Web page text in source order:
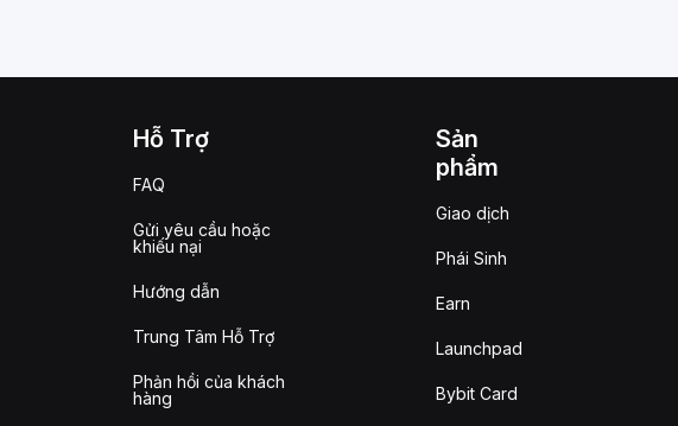
Hỗ Trợ
FAQ
Gửi yêu cầu hoặc
khiếu nại
Hướng dẫn
Trung Tâm Hỗ Trợ
Phản hồi của khách
hàng
Sản
phẩm
Giao dịch
Phái Sinh
Earn
Launchpad
Bybit Card